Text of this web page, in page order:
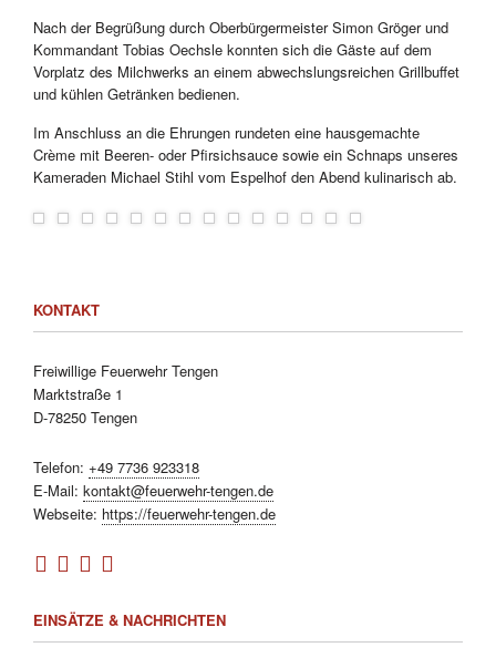
Nach der Begrüßung durch Oberbürgermeister Simon Gröger und
Kommandant Tobias Oechsle konnten sich die Gäste auf dem
Vorplatz des Milchwerks an einem abwechslungsreichen Grillbuffet
und kühlen Getränken bedienen.
Im Anschluss an die Ehrungen rundeten eine hausgemachte
Crème mit Beeren- oder Pfirsichsauce sowie ein Schnaps unseres
Kameraden Michael Stihl vom Espelhof den Abend kulinarisch ab.
KONTAKT
Freiwillige Feuerwehr Tengen
Marktstraße 1
D-78250 Tengen
Telefon: +49 7736 923318
E-Mail: kontakt@feuerwehr-tengen.de
Webseite: https://feuerwehr-tengen.de
EINSÄTZE & NACHRICHTEN